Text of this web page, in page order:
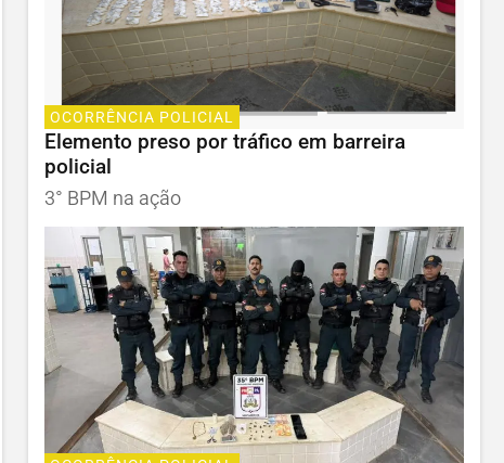
OCORRÊNCIA POLICIAL
Elemento preso por tráfico em barreira
policial
3° BPM na ação